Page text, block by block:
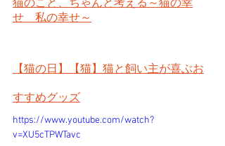
猫のこと、ちゃんと考える～猫の幸
せ　私の幸せ～
【猫の日】【猫】猫と飼い主が喜ぶお
すすめグッズ
https://www.youtube.com/watch?
v=XU5cTPWTavc